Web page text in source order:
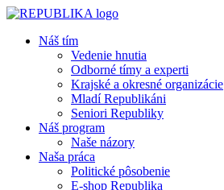
Náš tím
Vedenie hnutia
Odborné tímy a experti
Krajské a okresné organizácie
Mladí Republikáni
Seniori Republiky
Náš program
Naše názory
Naša práca
Politické pôsobenie
E-shop Republika